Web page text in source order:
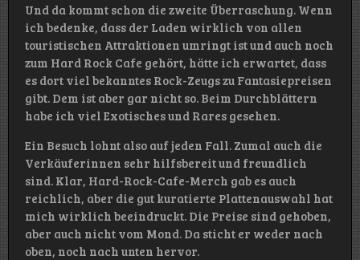
Und da kommt schon die zweite Überraschung. Wenn
ich bedenke, dass der Laden wirklich von allen
touristischen Attraktionen umringt ist und auch noch
zum Hard Rock Cafe gehört, hätte ich erwartet, dass
es dort viel bekanntes Rock-Zeugs zu Fantasiepreisen
gibt. Dem ist aber gar nicht so. Beim Durchblättern
habe ich viel Exotisches und Rares gesehen.
Ein Besuch lohnt also auf jeden Fall. Zumal auch die
Verkäuferinnen sehr hilfsbereit und freundlich
sind. Klar, Hard-Rock-Cafe-Merch gab es auch
reichlich, aber die gut kuratierte Plattenauswahl hat
mich wirklich beeindruckt. Die Preise sind gehoben,
aber auch nicht vom Mond. Da sticht er weder nach
oben, noch nach unten hervor.